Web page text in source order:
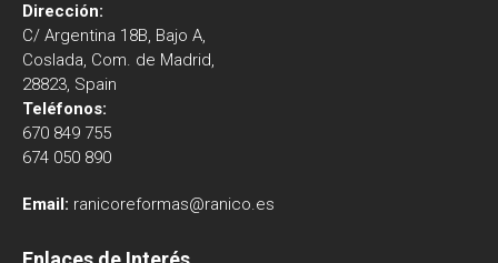
Dirección:
C/ Argentina 18B, Bajo A,
Coslada, Com. de Madrid,
28823, Spain
Teléfonos:
670 849 755
674 050 890
Email: ranicoreformas@ranico.es